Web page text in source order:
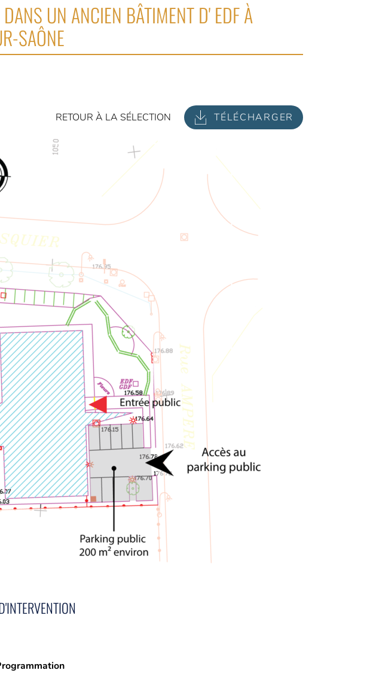
UN ANCIEN BÂTIMENT D' EDF À
SAÔNE
RETOUR À LA SÉLECTION TÉLÉCHARGER